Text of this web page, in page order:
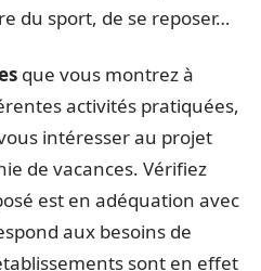
du sport, de se reposer…
que vous montrez à
activités pratiquées,
intéresser au projet
de vacances. Vérifiez
est en adéquation avec
aux besoins de
sont en effet